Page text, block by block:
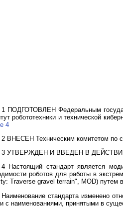
1 ПОДГОТОВЛЕН Федеральным
робототехники и технической
4
2 ВНЕСЕН Техническим комитетом по
3 УТВЕРЖДЕН И ВВЕДЕН В
4 Настоящий стандарт является
роботов для работы в
Traverse gravel terrain", MOD) путем
Наименование стандарта изменено
с наименованиями, принятыми в